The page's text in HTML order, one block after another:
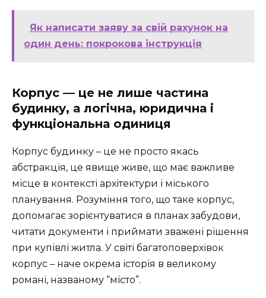
Як написати заяву за свій рахунок на
один день: покрокова інструкція
Корпус — це не лише частина
будинку, а логічна, юридична і
функціональна одиниця
Корпус будинку – це не просто якась
абстракція, це явище живе, що має важливе
місце в контексті архітектури і міського
планування. Розуміння того, що таке корпус,
допомагає зорієнтуватися в планах забудови,
читати документи і приймати зважені рішення
при купівлі житла. У світі багатоповерхівок
корпус – наче окрема історія в великому
романі, названому “місто”.